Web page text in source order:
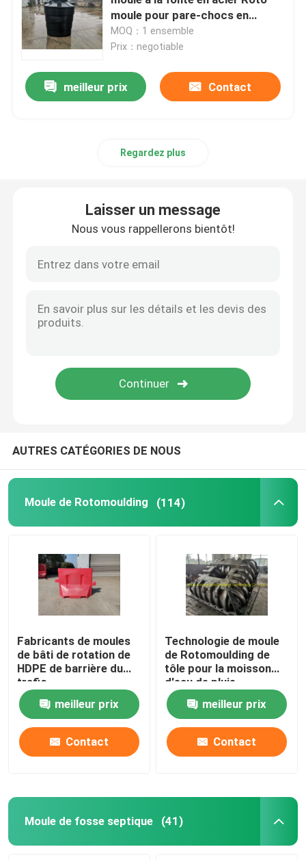
Moule de fosse septique
Moule de réservoir d'eau
Machine de rock de flamme nue
Machine de bâti de rotation de carrousel
Broyeur en plastique de rebut
Défibreur en plastique de rebut
Roto a moulé des produits
Équipement auxiliaire
Sac imperméable de voyage
tôle d'acier laminée à froid
moule pour pare-chocs en
plastique réservoir septique
Rotomolded bon prix
MOQ：1 ensemble
Prix：negotiable
meilleur prix Contact
Regardez plus
Laisser un message
Nous vous rappellerons bientôt!
AUTRES CATÉGORIES DE NOUS
Moule de Rotomoulding (114)
Fabricants de moules
de bâti de rotation de
HDPE de barrière du
trafic
meilleur prix
Contact
Technologie de moule
de Rotomoulding de
tôle pour la moisson
d'eau de pluie
meilleur prix
Contact
Moule de fosse septique (41)